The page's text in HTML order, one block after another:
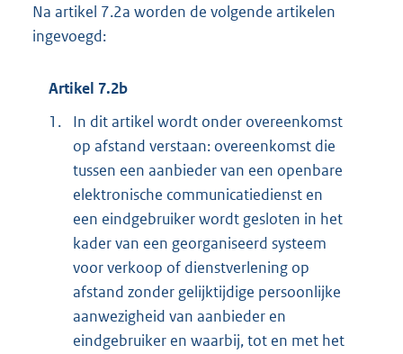
Na artikel 7.2a worden de volgende artikelen
ingevoegd:
Artikel 7.2b
1.
In dit artikel wordt onder overeenkomst
op afstand verstaan: overeenkomst die
tussen een aanbieder van een openbare
elektronische communicatiedienst en
een eindgebruiker wordt gesloten in het
kader van een georganiseerd systeem
voor verkoop of dienstverlening op
afstand zonder gelijktijdige persoonlijke
aanwezigheid van aanbieder en
eindgebruiker en waarbij, tot en met het